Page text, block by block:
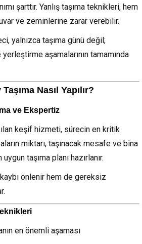
şarttır. Yanlış taşıma teknikleri, hem
ve zeminlerine zarar verebilir.
yalnızca taşıma günü değil;
aşamalarının tamamında
Nasıl Yapılır?
ve Ekspertiz
keşif hizmeti, sürecin en kritik
miktarı, taşınacak mesafe ve bina
taşıma planı hazırlanır.
önlenir hem de gereksiz
en önemli aşaması